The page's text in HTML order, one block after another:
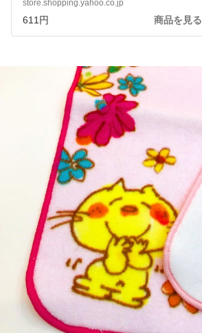
クターグッズ :pjbenteau7:アートサ
ロン和錆 - 通販 - Yahoo!ショッピン
グ
store.shopping.yahoo.co.jp
611円 商品を見る